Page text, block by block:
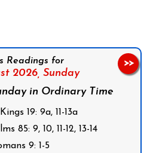
Readings for
2026, Sunday
in Ordinary Time
19: 9a, 11-13a
85: 9, 10, 11-12, 13-14
9: 1-5
>>